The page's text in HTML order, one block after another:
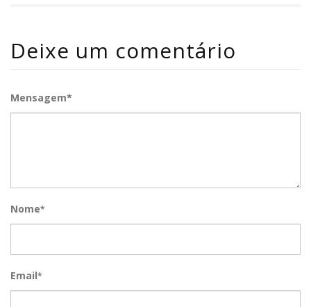
Deixe um comentário
Mensagem*
Nome*
Email*